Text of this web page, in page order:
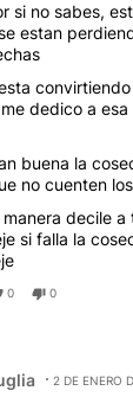
si no sabes,
estan
dedico a
buena la
no cuenten
decile
si falla la
0 0
2 DE ENERO